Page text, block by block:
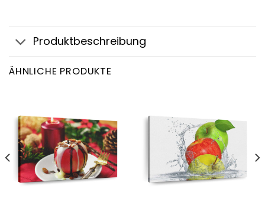
Produktbeschreibung
ÄHNLICHE PRODUKTE